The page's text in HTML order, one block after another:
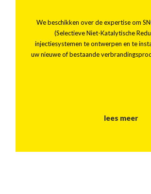
We beschikken over de expertise om
(Selectieve Niet-Katalytische
injectiesystemen te ontwerpen en te
uw nieuwe of bestaande
lees meer